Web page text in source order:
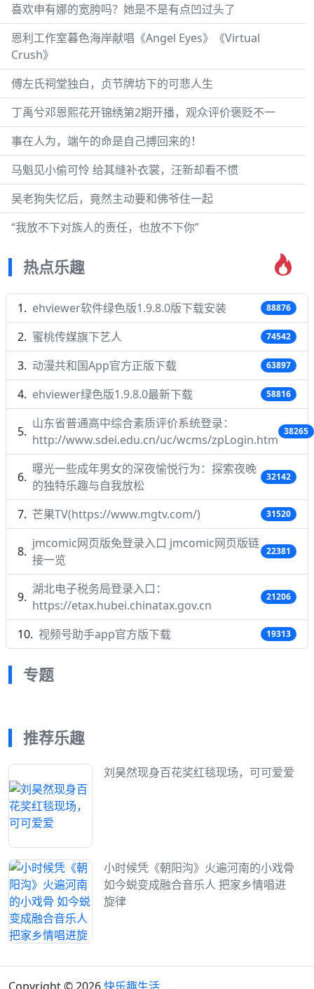
喜欢申有娜的宽胯吗？她是不是有点凹过头了
恩利工作室暮色海岸献唱《Angel Eyes》《Virtual
Crush》
傅左氏祠堂独白，贞节牌坊下的可悲人生
丁禹兮邓恩熙花开锦绣第2期开播，观众评价褒贬不一
事在人为，端午的命是自己搏回来的！
马魁见小偷可怜 给其缝补衣裳，汪新却看不惯
吴老狗失忆后，竟然主动要和佛爷住一起
“我放不下对族人的责任，也放不下你”
热点乐趣
ehviewer软件绿色版1.9.8.0版下载安装 88876
蜜桃传媒旗下艺人 74542
动漫共和国App官方正版下载 63897
ehviewer绿色版1.9.8.0最新下载 58816
山东省普通高中综合素质评价系统登录：
http://www.sdei.edu.cn/uc/wcms/zpLogin.htm
38265
曝光一些成年男女的深夜愉悦行为：探索夜晚
的独特乐趣与自我放松
32142
芒果TV(https://www.mgtv.com/) 31520
jmcomic网页版免登录入口 jmcomic网页版链
接一览
22381
湖北电子税务局登录入口：
https://etax.hubei.chinatax.gov.cn
21206
视频号助手app官方版下载 19313
专题
推荐乐趣
刘昊然现身百花奖红毯现场，可可爱爱
小时候凭《朝阳沟》火遍河南的小戏骨
如今蜕变成融合音乐人 把家乡情唱进
旋律